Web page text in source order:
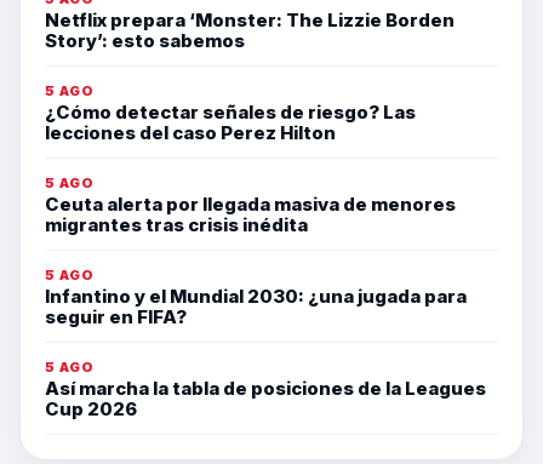
Netflix prepara ‘Monster: The Lizzie Borden
Story’: esto sabemos
5 AGO
¿Cómo detectar señales de riesgo? Las
lecciones del caso Perez Hilton
5 AGO
Ceuta alerta por llegada masiva de menores
migrantes tras crisis inédita
5 AGO
Infantino y el Mundial 2030: ¿una jugada para
seguir en FIFA?
5 AGO
Así marcha la tabla de posiciones de la Leagues
Cup 2026